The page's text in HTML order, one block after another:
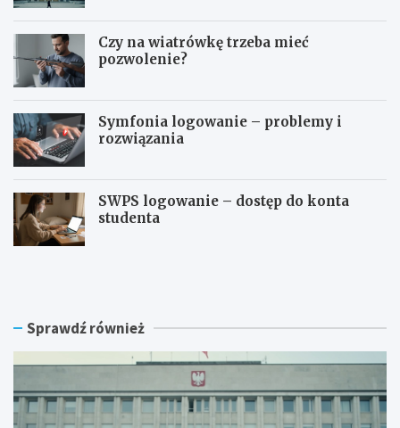
Czy na wiatrówkę trzeba mieć
pozwolenie?
Symfonia logowanie – problemy i
rozwiązania
SWPS logowanie – dostęp do konta
studenta
S
y
p
c
j
C
w
a
r
ó
Sprawdź również